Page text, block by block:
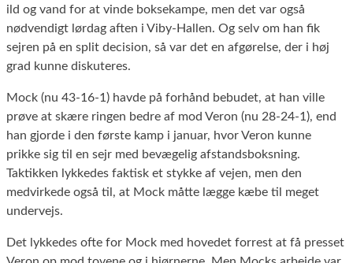
ild og vand for at vinde boksekampe, men det var også
nødvendigt lørdag aften i Viby-Hallen. Og selv om han fik
sejren på en split decision, så var det en afgørelse, der i høj
grad kunne diskuteres.
Mock (nu 43-16-1) havde på forhånd bebudet, at han ville
prøve at skære ringen bedre af mod Veron (nu 28-24-1), end
han gjorde i den første kamp i januar, hvor Veron kunne
prikke sig til en sejr med bevægelig afstandsboksning.
Taktikken lykkedes faktisk et stykke af vejen, men den
medvirkede også til, at Mock måtte lægge kæbe til meget
undervejs.
Det lykkedes ofte for Mock med hovedet forrest at få presset